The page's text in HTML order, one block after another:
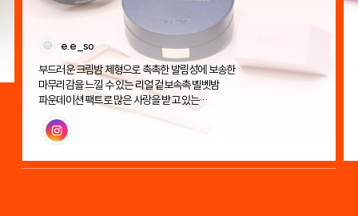
e.e_so
부드러운 크림밤 제형으로 촉촉한 발림성에 보송한
마무리감을 느낄 수 있는 리얼 겉보속촉 벨벳밤
파운데이션 팩트로 많은 사랑을 받고 있는
에이지투웨니스 벨벳 래스팅 팩트!
인스타그램